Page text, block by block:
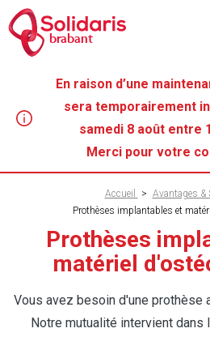
Aller
au
contenu
brabant
En raison d’une
sera temporairement
samedi 8 août entre
Merci pour votre
d'Ariane
Accueil > Avantages &
Prothèses implantables et
Prothèses
matériel
Vous avez besoin d'une prothèse
Notre mutualité intervient